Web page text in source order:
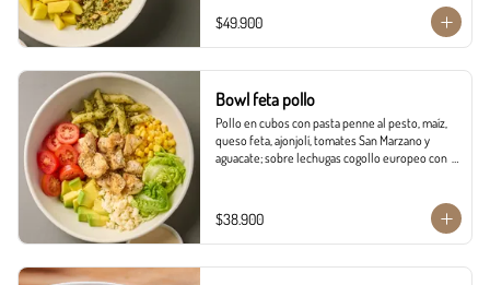
$49.900
Bowl feta pollo
Pollo en cubos con pasta penne al pesto, maíz,
queso feta, ajonjolí, tomates San Marzano y
aguacate; sobre lechugas cogollo europeo con
$38.900